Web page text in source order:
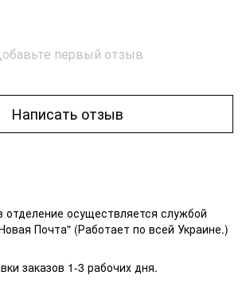
первый отзыв
Написать отзыв
отделение осуществляется службой
Почта" (Работает по всей Украине.)
заказов 1-3 рабочих дня.